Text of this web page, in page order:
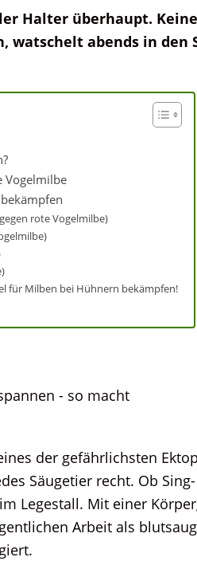
Halter überhaupt.
watschelt abends in den
Vogelmilbe
rote Vogelmilbe)
für Milben bei Hühnern bekämpfen!
der gefährlichsten
Säugetier recht. Ob
Legestall. Mit einer
Arbeit als